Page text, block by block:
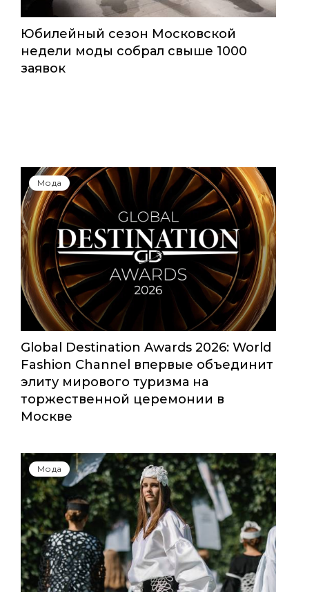
Юбилейный сезон Московской
недели моды собрал свыше 1000
заявок
Мода
Global Destination Awards 2026: World
Fashion Channel впервые объединит
элиту мирового туризма на
торжественной церемонии в
Москве
Мода